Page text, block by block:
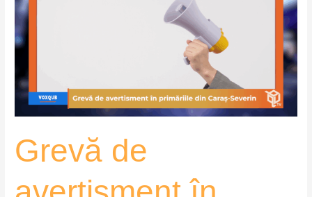
Grevă de
în
primăriile
Severin